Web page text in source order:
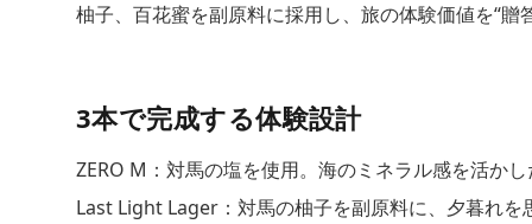
柚子、百花蜜を副原料に採用し、旅の体験価値を“贈
3本で完成する体験設計
ZERO M：対馬の塩を使用。海のミネラル感を活か
Last Light Lager：対馬の柚子を副原料に、夕暮れを